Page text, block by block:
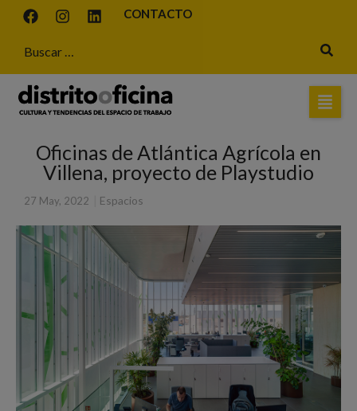
CONTACTO
Oficinas de Atlántica Agrícola en
Villena, proyecto de Playstudio
27 May, 2022 Espacios